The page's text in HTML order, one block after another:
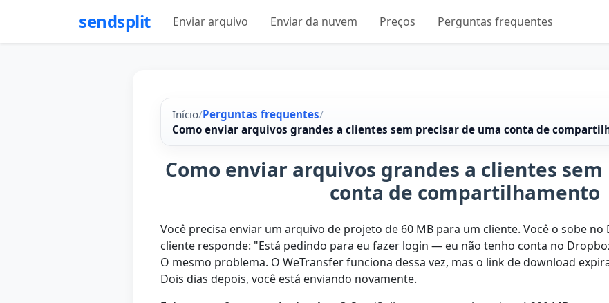
sendsplit Enviar arquivo Enviar da nuvem Preços Perguntas frequentes
Início/Perguntas frequentes/
Como enviar arquivos grandes a clientes sem precisar de uma conta de
Como enviar arquivos grandes a clientes
conta de compartilhamento
Você precisa enviar um arquivo de projeto de 60 MB para um cliente. Você o sobe no
cliente responde: "Está pedindo para eu fazer login — eu não tenho conta no
O mesmo problema. O WeTransfer funciona dessa vez, mas o link de download
Dois dias depois, você está enviando novamente.